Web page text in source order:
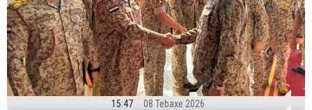
15:47 08 Tebaxe 2026